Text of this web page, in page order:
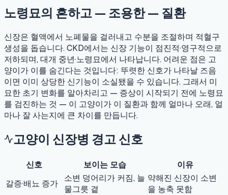
노령묘의 흔하고 — 조용한 — 질환
신장은 혈액에서 노폐물을 걸러내고 수분을 조절하며 적혈구
생성을 돕습니다. CKD에서는 신장 기능이 점진적·영구적으로
저하되며, 대개 중년·노령묘에서 나타납니다. 어려운 점은 고
양이가 이를 숨긴다는 것입니다: 뚜렷한 신호가 나타날 즈음
이면 이미 상당한 신기능이 소실됐을 수 있습니다. 그래서 미
묘한 초기 변화를 알아차리고 — 증상이 시작되기 전에 노령묘
를 검진하는 것 — 이 고양이가 이 질환과 함께 얼마나 오래, 얼
마나 잘 사는지에 큰 차이를 만듭니다.
고양이 신장병 경고 신호
신호 보이는 모습
이유
갈증·배뇨 증가
소변 덩어리가 커짐, 늘
물그릇 곁
약해진 신장이 소변
을 농축 못함